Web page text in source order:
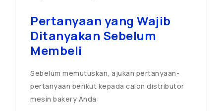
Pertanyaan yang Wajib
Ditanyakan Sebelum
Membeli
Sebelum memutuskan, ajukan pertanyaan-
pertanyaan berikut kepada calon distributor
mesin bakery Anda: